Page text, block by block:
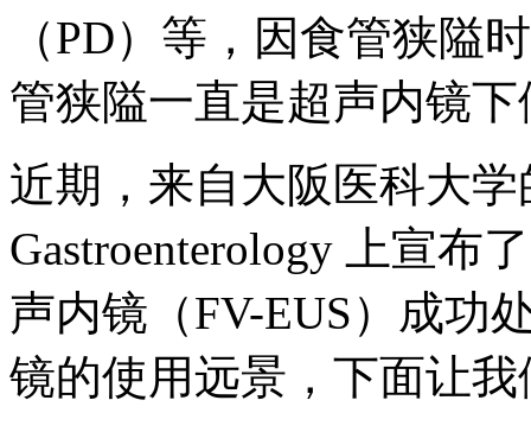
（PD）等，因食管狭隘
管狭隘一直是超声内镜
近期，来自大阪医科大学
Gastroenterology 上宣布
声内镜（FV-EUS）成功
镜的使用远景，下面让